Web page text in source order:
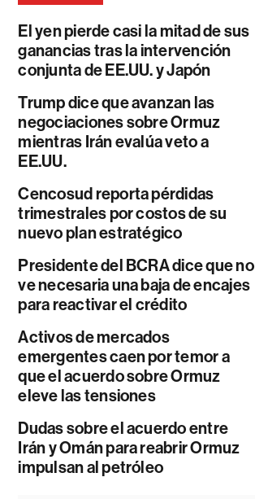
El yen pierde casi la mitad de sus
ganancias tras la intervención
conjunta de EE.UU. y Japón
Trump dice que avanzan las
negociaciones sobre Ormuz
mientras Irán evalúa veto a
EE.UU.
Cencosud reporta pérdidas
trimestrales por costos de su
nuevo plan estratégico
Presidente del BCRA dice que no
ve necesaria una baja de encajes
para reactivar el crédito
Activos de mercados
emergentes caen por temor a
que el acuerdo sobre Ormuz
eleve las tensiones
Dudas sobre el acuerdo entre
Irán y Omán para reabrir Ormuz
impulsan al petróleo